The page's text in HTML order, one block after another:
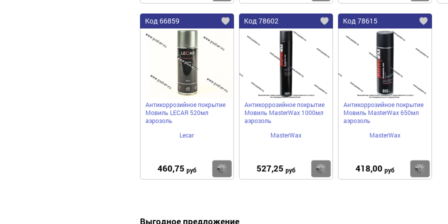
Код 66859
Антикоррозийное покрытие
Мовиль LECAR 520мл
аэрозоль
Lecar
460,75 руб Купить
Код 78602
Антикоррозийное покрытие
Мовиль MasterWax 1000мл
аэрозоль
MasterWax
527,25 руб Купить
Код 78615
Антикоррозийное покрытие
Мовиль MasterWax 650мл
аэрозоль
MasterWax
418,00 руб
Выгодное предложение